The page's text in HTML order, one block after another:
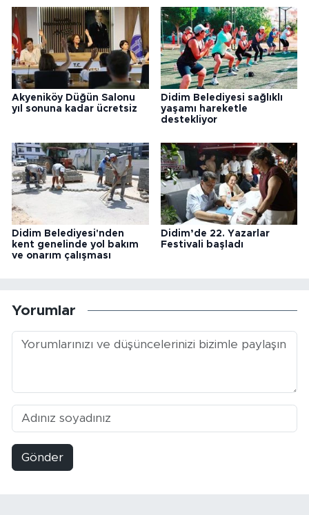
Akyeniköy Düğün Salonu
yıl sonuna kadar ücretsiz
Didim Belediyesi sağlıklı
yaşamı hareketle
destekliyor
Didim Belediyesi'nden
kent genelinde yol bakım
ve onarım çalışması
Didim’de 22. Yazarlar
Festivali başladı
Yorumlar
Gönder